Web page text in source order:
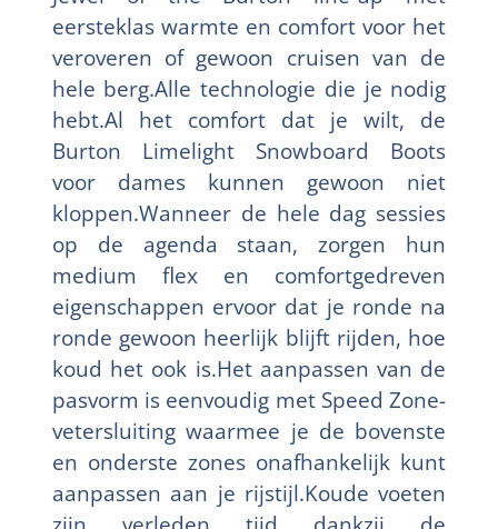
eersteklas warmte en comfort voor het
veroveren of gewoon cruisen van de
hele berg.Alle technologie die je nodig
hebt.Al het comfort dat je wilt, de
Burton Limelight Snowboard Boots
voor dames kunnen gewoon niet
kloppen.Wanneer de hele dag sessies
op de agenda staan, zorgen hun
medium flex en comfortgedreven
eigenschappen ervoor dat je ronde na
ronde gewoon heerlijk blijft rijden, hoe
koud het ook is.Het aanpassen van de
pasvorm is eenvoudig met Speed Zone-
vetersluiting waarmee je de bovenste
en onderste zones onafhankelijk kunt
aanpassen aan je rijstijl.Koude voeten